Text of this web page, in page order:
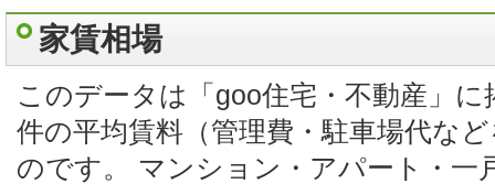
家賃相場
このデータは「goo住宅・不動産」
件の平均賃料（管理費・駐車場代な
のです。 マンション・アパート・一